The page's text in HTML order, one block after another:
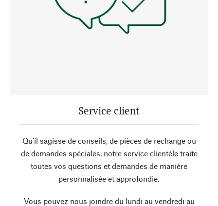
Service client
Qu’il sagisse de conseils, de pièces de rechange ou
de demandes spéciales, notre service clientèle traite
toutes vos questions et demandes de manière
personnalisée et approfondie.
Vous pouvez nous joindre du lundi au vendredi au